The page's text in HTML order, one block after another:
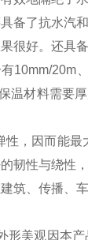
备了抗水汽
很好。还具
10mm/20m
温材料需要
，因而能最
韧性与绕性
筑、传播、
形美观因本